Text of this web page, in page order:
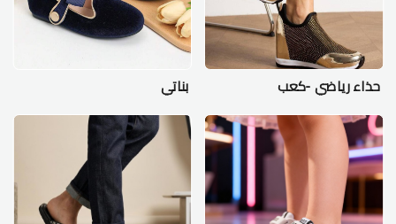
حذاء رياضي -كعب بناتي